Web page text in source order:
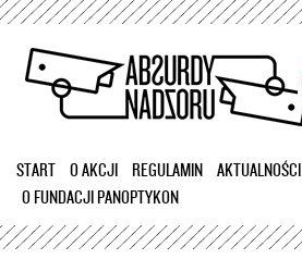
Przejdź
treści
START O AKCJI REGULAMIN
AKTUALNOŚCI
O FUNDACJI PANOPTYKON